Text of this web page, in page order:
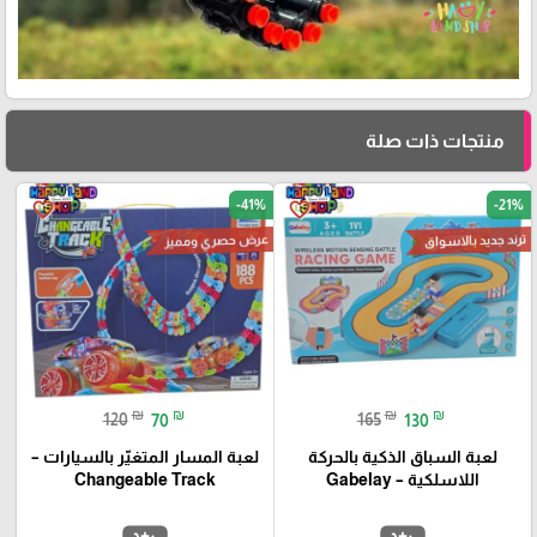
منتجات ذات صلة
favorite_border -21%
ترند جديد بالاسواق
165 ₪ 130 ₪
لعبة السباق الذكية بالحركة
اللاسلكية – Gabelay
favorite_border -41%
عرض حصري ومميز
120 ₪ 70 ₪
لعبة المسار المتغيّر بالسيارات –
Changeable Track